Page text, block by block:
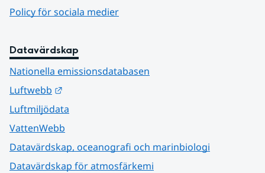
Policy för sociala medier
Datavärdskap
Nationella emissionsdatabasen
Luftwebb
Luftmiljödata
VattenWebb
Datavärdskap, oceanografi och marinbiologi
Datavärdskap för atmosfärkemi